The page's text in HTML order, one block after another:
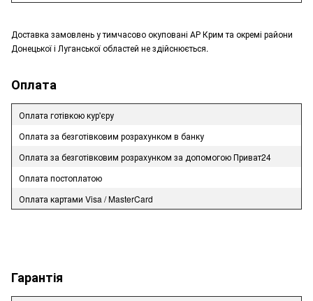
Доставка замовлень у тимчасово окуповані АР Крим та окремі райони
Донецької і Луганської областей не здійснюється.
Оплата
Оплата готівкою кур'єру
Оплата за безготівковим розрахунком в банку
Оплата за безготівковим розрахунком за допомогою Приват24
Оплата постоплатою
Оплата картами Visa / MasterCard
Гарантія